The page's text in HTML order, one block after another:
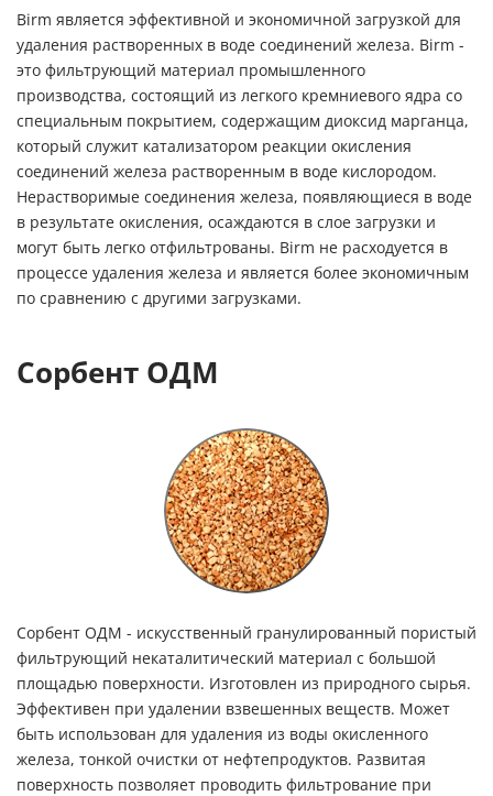
Birm является эффективной и экономичной загрузкой для
удаления растворенных в воде соединений железа. Birm -
это фильтрующий материал промышленного
производства, состоящий из легкого кремниевого ядра со
специальным покрытием, содержащим диоксид марганца,
который служит катализатором реакции окисления
соединений железа растворенным в воде кислородом.
Нерастворимые соединения железа, появляющиеся в воде
в результате окисления, осаждаются в слое загрузки и
могут быть легко отфильтрованы. Birm не расходуется в
процессе удаления железа и является более экономичным
по сравнению с другими загрузками.
Сорбент ОДМ
Сорбент ОДМ - искусственный гранулированный пористый
фильтрующий некаталитический материал с большой
площадью поверхности. Изготовлен из природного сырья.
Эффективен при удалении взвешенных веществ. Может
быть использован для удаления из воды окисленного
железа, тонкой очистки от нефтепродуктов. Развитая
поверхность позволяет проводить фильтрование при